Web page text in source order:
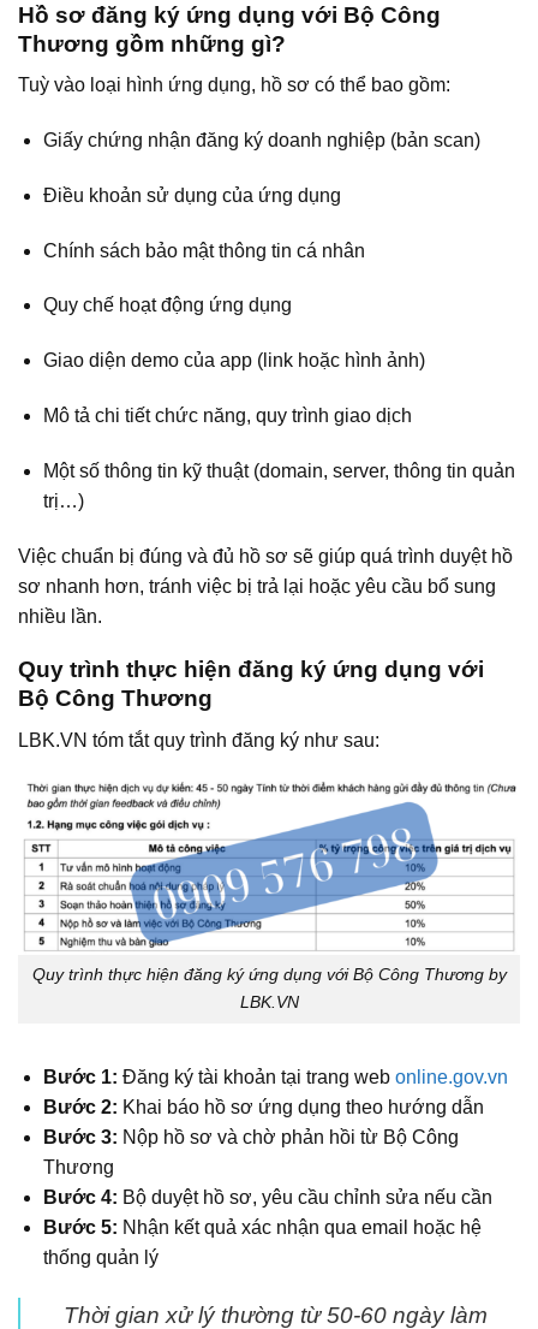
Hồ sơ đăng ký ứng dụng với Bộ Công
Thương gồm những gì?
Tuỳ vào loại hình ứng dụng, hồ sơ có thể bao gồm:
Giấy chứng nhận đăng ký doanh nghiệp (bản scan)
Điều khoản sử dụng của ứng dụng
Chính sách bảo mật thông tin cá nhân
Quy chế hoạt động ứng dụng
Giao diện demo của app (link hoặc hình ảnh)
Mô tả chi tiết chức năng, quy trình giao dịch
Một số thông tin kỹ thuật (domain, server, thông tin quản
trị…)
Việc chuẩn bị đúng và đủ hồ sơ sẽ giúp quá trình duyệt hồ
sơ nhanh hơn, tránh việc bị trả lại hoặc yêu cầu bổ sung
nhiều lần.
Quy trình thực hiện đăng ký ứng dụng với
Bộ Công Thương
LBK.VN tóm tắt quy trình đăng ký như sau:
Quy trình thực hiện đăng ký ứng dụng với Bộ Công Thương by
LBK.VN
Bước 1: Đăng ký tài khoản tại trang web online.gov.vn
Bước 2: Khai báo hồ sơ ứng dụng theo hướng dẫn
Bước 3: Nộp hồ sơ và chờ phản hồi từ Bộ Công
Thương
Bước 4: Bộ duyệt hồ sơ, yêu cầu chỉnh sửa nếu cần
Bước 5: Nhận kết quả xác nhận qua email hoặc hệ
thống quản lý
Thời gian xử lý thường từ 50-60 ngày làm